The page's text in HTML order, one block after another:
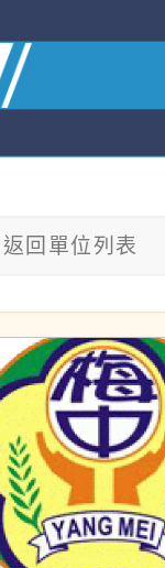
返回單位列表